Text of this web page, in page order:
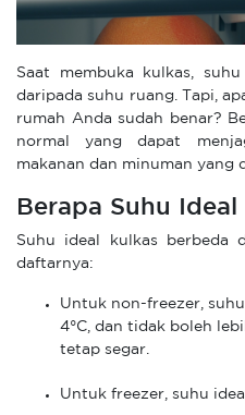
Saat membuka kulkas,
daripada suhu ruang. Tapi,
rumah Anda sudah benar?
normal yang dapat
makanan dan minuman yang
Berapa Suhu Ideal
Suhu ideal kulkas berbeda
daftarnya:
Untuk non-freezer,
4°C, dan tidak boleh
tetap segar.
Untuk freezer, suhu